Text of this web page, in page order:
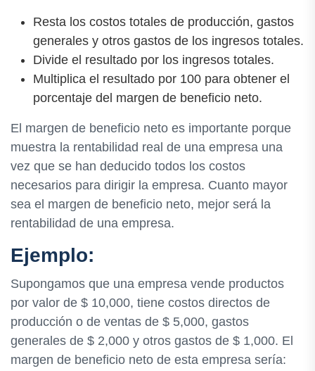
Resta los costos totales de producción, gastos
generales y otros gastos de los ingresos totales.
Divide el resultado por los ingresos totales.
Multiplica el resultado por 100 para obtener el
porcentaje del margen de beneficio neto.
El margen de beneficio neto es importante porque
muestra la rentabilidad real de una empresa una
vez que se han deducido todos los costos
necesarios para dirigir la empresa. Cuanto mayor
sea el margen de beneficio neto, mejor será la
rentabilidad de una empresa.
Ejemplo:
Supongamos que una empresa vende productos
por valor de $ 10,000, tiene costos directos de
producción o de ventas de $ 5,000, gastos
generales de $ 2,000 y otros gastos de $ 1,000. El
margen de beneficio neto de esta empresa sería: